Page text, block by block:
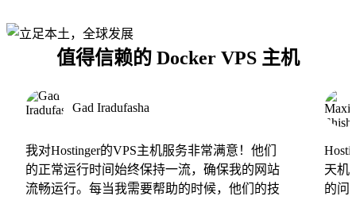
值得信赖的 Docker VPS 主机
Gad Iradufasha
我对Hostinger的VPS主机服务非常满意！他们
的正常运行时间始终保持一流，确保我的网站
流畅运行。每当我需要帮助的时候，他们的技
天机
的问